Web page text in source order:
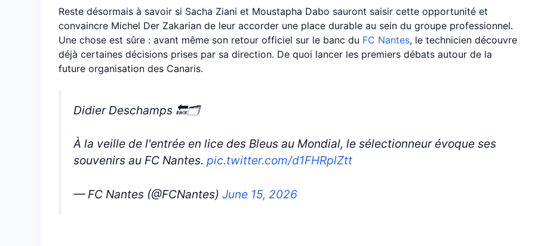
Reste désormais à savoir si Sacha Ziani et Moustapha Dabo sauront saisir cette opportunité et
convaincre Michel Der Zakarian de leur accorder une place durable au sein du groupe professionnel.
Une chose est sûre : avant même son retour officiel sur le banc du FC Nantes, le technicien découvre
déjà certaines décisions prises par sa direction. De quoi lancer les premiers débats autour de la
future organisation des Canaris.
Didier Deschamps 🔙🗂️
À la veille de l'entrée en lice des Bleus au Mondial, le sélectionneur évoque ses
souvenirs au FC Nantes. pic.twitter.com/d1FHRplZtt
— FC Nantes (@FCNantes) June 15, 2026